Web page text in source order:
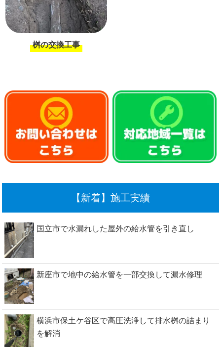
桝の交換工事
【新着】施工実績
国立市で水漏れした屋外の給水管を引き直し
新座市で地中の給水管を一部交換して漏水修理
横浜市保土ケ谷区で高圧洗浄して排水桝の詰まり
を解消